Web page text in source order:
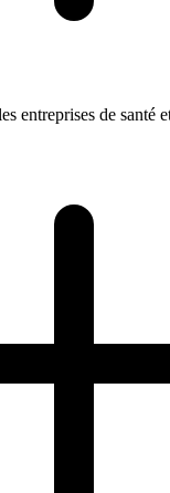
entreprises de santé